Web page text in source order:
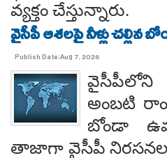
వ్యక్తం చేస్తున్నారు.
వైసీపీ ఆశలపై నీళ్లు చల్లిన
Publish Date:Aug 7, 2026
వైసీపీలోని
అంబటి
బోండా
తాజాగా వైసీపీ